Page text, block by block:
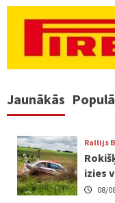
Jaunākās
Rallijs
izies
08/